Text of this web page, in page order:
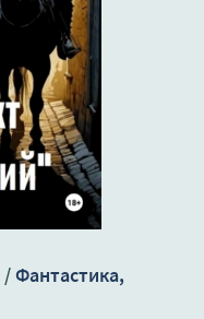
/Фантастика,